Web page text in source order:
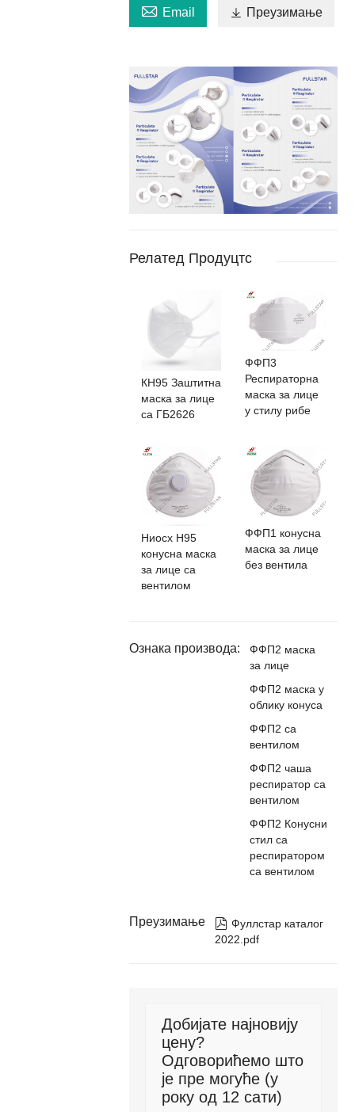
 Email  Преузимање
Релатед Продуцтс
КН95 Заштитна
маска за лице
са ГБ2626
ФФП3
Респираторна
маска за лице
у стилу рибе
Ниосх Н95
конусна маска
за лице са
вентилом
ФФП1 конусна
маска за лице
без вентила
Ознака производа:
ФФП2 маска
за лице
ФФП2 маска у
облику конуса
ФФП2 са
вентилом
ФФП2 чаша
респиратор са
вентилом
ФФП2 Конусни
стил са
респиратором
са вентилом
Преузимање  Фуллстар каталог
2022.pdf
Добијате најновију
цену?
Одговорићемо што
је пре могуће (у
року од 12 сати)